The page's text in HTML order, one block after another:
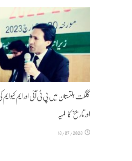
گلگت بلتستان میں پی ٹی آئی اور ایم کیو
اور تاریخ کا المیہ
13/07/2023